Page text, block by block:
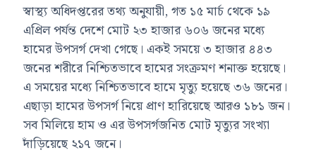
স্বাস্থ্য অধিদপ্তরের তথ্য অনুযায়ী, গত ১৫ মার্চ থেকে ১৯
এপ্রিল পর্যন্ত দেশে মোট ২৩ হাজার ৬০৬ জনের মধ্যে
হামের উপসর্গ দেখা গেছে। একই সময়ে ৩ হাজার ৪৪৩
জনের শরীরে নিশ্চিতভাবে হামের সংক্রমণ শনাক্ত হয়েছে।
এ সময়ের মধ্যে নিশ্চিতভাবে হামে মৃত্যু হয়েছে ৩৬ জনের।
এছাড়া হামের উপসর্গ নিয়ে প্রাণ হারিয়েছে আরও ১৮১ জন।
সব মিলিয়ে হাম ও এর উপসর্গজনিত মোট মৃত্যুর সংখ্যা
দাঁড়িয়েছে ২১৭ জনে।